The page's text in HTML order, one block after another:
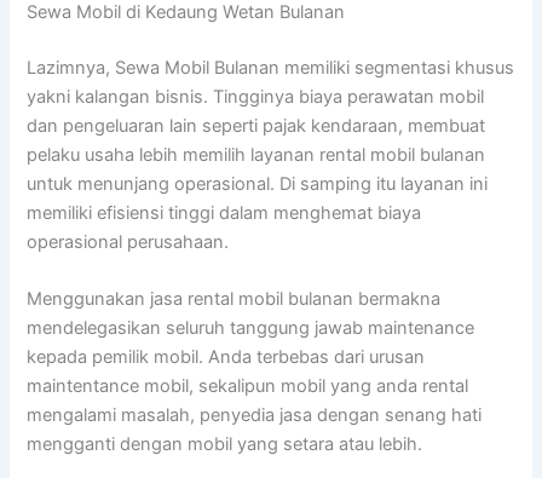
Sewa Mobil di Kedaung Wetan Bulanan
Lazimnya, Sewa Mobil Bulanan memiliki segmentasi khusus
yakni kalangan bisnis. Tingginya biaya perawatan mobil
dan pengeluaran lain seperti pajak kendaraan, membuat
pelaku usaha lebih memilih layanan rental mobil bulanan
untuk menunjang operasional. Di samping itu layanan ini
memiliki efisiensi tinggi dalam menghemat biaya
operasional perusahaan.
Menggunakan jasa rental mobil bulanan bermakna
mendelegasikan seluruh tanggung jawab maintenance
kepada pemilik mobil. Anda terbebas dari urusan
maintentance mobil, sekalipun mobil yang anda rental
mengalami masalah, penyedia jasa dengan senang hati
mengganti dengan mobil yang setara atau lebih.